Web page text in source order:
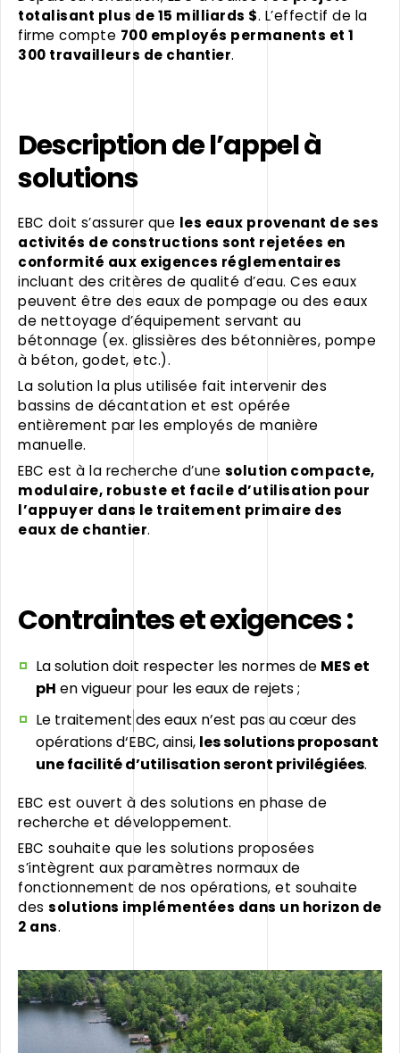
totalisant plus de 15 milliards $. L’effectif de la
firme compte 700 employés permanents et 1
300 travailleurs de chantier.
Description de l’appel à
solutions
EBC doit s’assurer que les eaux provenant de ses
activités de constructions sont rejetées en
conformité aux exigences réglementaires
incluant des critères de qualité d’eau. Ces eaux
peuvent être des eaux de pompage ou des eaux
de nettoyage d’équipement servant au
bétonnage (ex. glissières des bétonnières, pompe
à béton, godet, etc.).
La solution la plus utilisée fait intervenir des
bassins de décantation et est opérée
entièrement par les employés de manière
manuelle.
EBC est à la recherche d’une solution compacte,
modulaire, robuste et facile d’utilisation pour
l’appuyer dans le traitement primaire des
eaux de chantier.
Contraintes et exigences :
La solution doit respecter les normes de MES et
pH en vigueur pour les eaux de rejets ;
Le traitement des eaux n’est pas au cœur des
opérations d‘EBC, ainsi, les solutions proposant
une facilité d’utilisation seront privilégiées.
EBC est ouvert à des solutions en phase de
recherche et développement.
EBC souhaite que les solutions proposées
s’intègrent aux paramètres normaux de
fonctionnement de nos opérations, et souhaite
des solutions implémentées dans un horizon de
2 ans.